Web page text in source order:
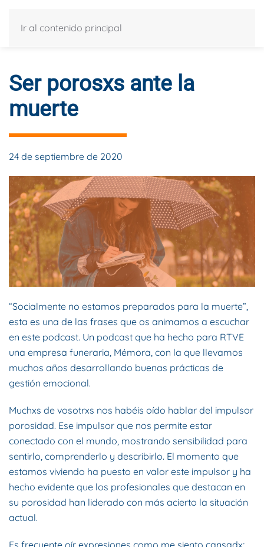
Ir al contenido principal
Ser porosxs ante la
muerte
24 de septiembre de 2020
“Socialmente no estamos preparados para la muerte”,
esta es una de las frases que os animamos a escuchar
en este podcast. Un podcast que ha hecho para RTVE
una empresa funeraria, Mémora, con la que llevamos
muchos años desarrollando buenas prácticas de
gestión emocional.
Muchxs de vosotrxs nos habéis oído hablar del impulsor
porosidad. Ese impulsor que nos permite estar
conectado con el mundo, mostrando sensibilidad para
sentirlo, comprenderlo y describirlo. El momento que
estamos viviendo ha puesto en valor este impulsor y ha
hecho evidente que los profesionales que destacan en
su porosidad han liderado con más acierto la situación
actual.